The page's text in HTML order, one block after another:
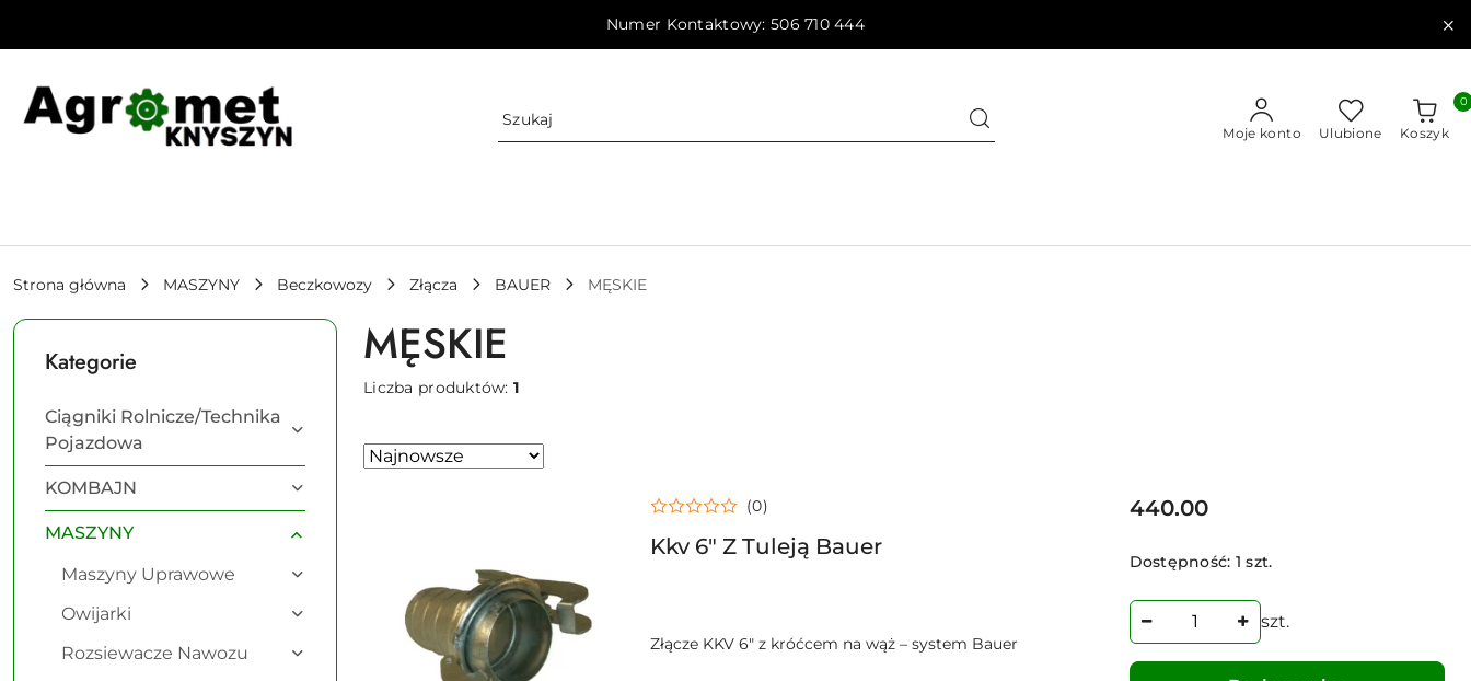
Numer Kontaktowy: 506 710 444
Moje konto Ulubione Koszyk
0
Strona główna MASZYNY Beczkowozy Złącza BAUER MĘSKIE
Kategorie
Ciągniki Rolnicze/Technika
Pojazdowa
KOMBAJN
MASZYNY
Maszyny Uprawowe
Owijarki
Rozsiewacze Nawozu
MĘSKIE
Liczba produktów:1
Zastosowano
Sortuj
Kkv 6" Z Tuleją Bauer
(0)
Złącze KKV 6" z króćcem na wąż – system Bauer
Cena:
440.00
Dostępność: 1 szt.
szt.